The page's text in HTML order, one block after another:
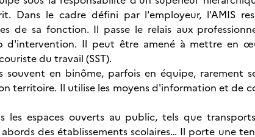
Dans le cadre défini par l'employeur, l'AMIS
de sa fonction. Il passe le relais aux
d'intervention. Il peut être amené à mettre en
du travail (SST).
souvent en binôme, parfois en équipe, rarement
territoire. Il utilise les moyens d'information et de
les espaces ouverts au public, tels que
des établissements scolaires… Il porte une